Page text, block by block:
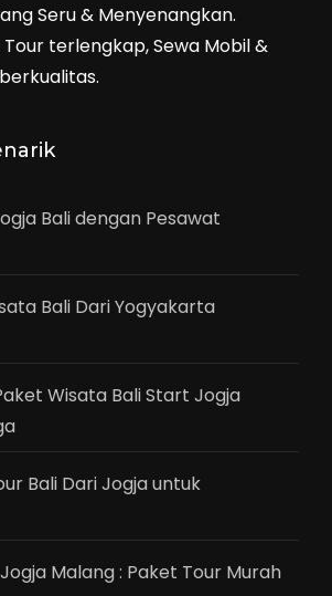
Seru & Menyenangkan.
terlengkap, Sewa Mobil &
Bali dengan Pesawat
Bali Dari Yogyakarta
Wisata Bali Start Jogja
Bali Dari Jogja untuk
Malang : Paket Tour Murah